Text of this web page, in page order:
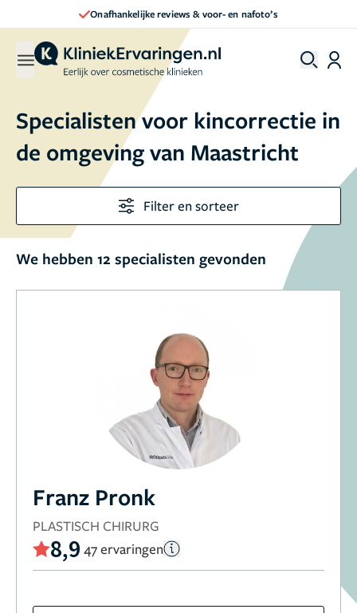
Onafhankelijke reviews & voor- en nafoto’s
Specialisten voor kincorrectie in
de omgeving van Maastricht
Filter en sorteer
We hebben 12 specialisten gevonden
Franz Pronk
PLASTISCH CHIRURG
8,9 47 ervaringen